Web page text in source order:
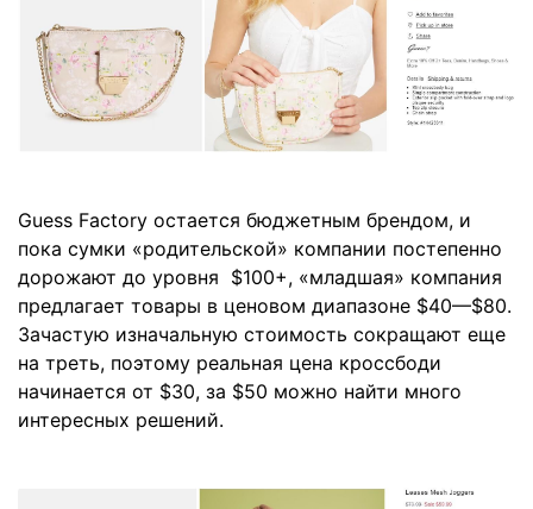
Guess Factory остается бюджетным брендом, и
пока сумки «родительской» компании постепенно
дорожают до уровня $100+, «младшая» компания
предлагает товары в ценовом диапазоне $40—$80.
Зачастую изначальную стоимость сокращают еще
на треть, поэтому реальная цена кроссбоди
начинается от $30, за $50 можно найти много
интересных решений.